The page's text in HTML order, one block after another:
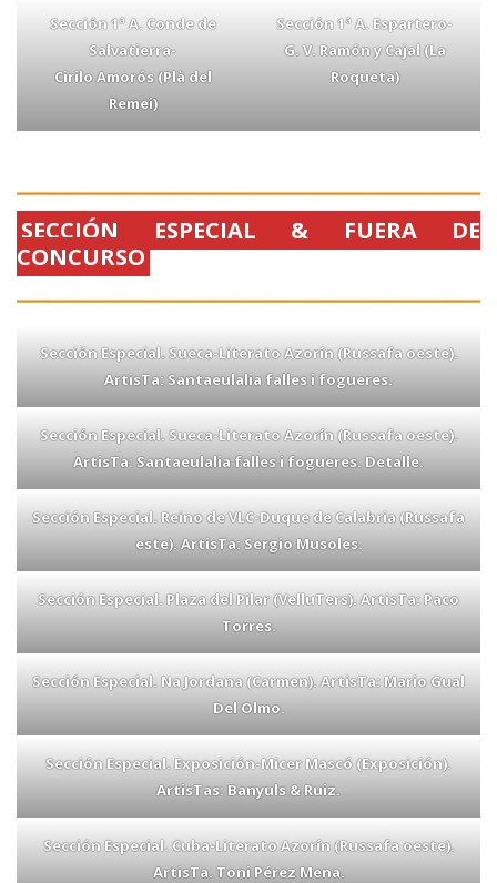
Sección 1ª A. Conde de
Salvatierra-
Cirilo Amorós (Plà del
Remei)
Sección 1ª A. Espartero-
G. V. Ramón y Cajal (La
Roqueta)
SECCIÓN ESPECIAL & FUERA DE
CONCURSO
Sección Especial. Sueca-Literato Azorín (Russafa oeste).
ArtisTa: Santaeulalia falles i fogueres.
Sección Especial. Sueca-Literato Azorín (Russafa oeste).
ArtisTa: Santaeulalia falles i fogueres. Detalle.
Sección Especial. Reino de VLC-Duque de Calabria (Russafa
este). ArtisTa: Sergio Musoles.
Sección Especial. Plaza del Pilar (VelluTers). ArtisTa: Paco
Torres.
Sección Especial. Na Jordana (Carmen). ArtisTa: Mario Gual
Del Olmo.
Sección Especial. Exposición-Micer Mascó (Exposición).
ArtisTas: Banyuls & Ruiz.
Sección Especial. Cuba-Literato Azorín (Russafa oeste).
ArtisTa. Toni Pérez Mena.